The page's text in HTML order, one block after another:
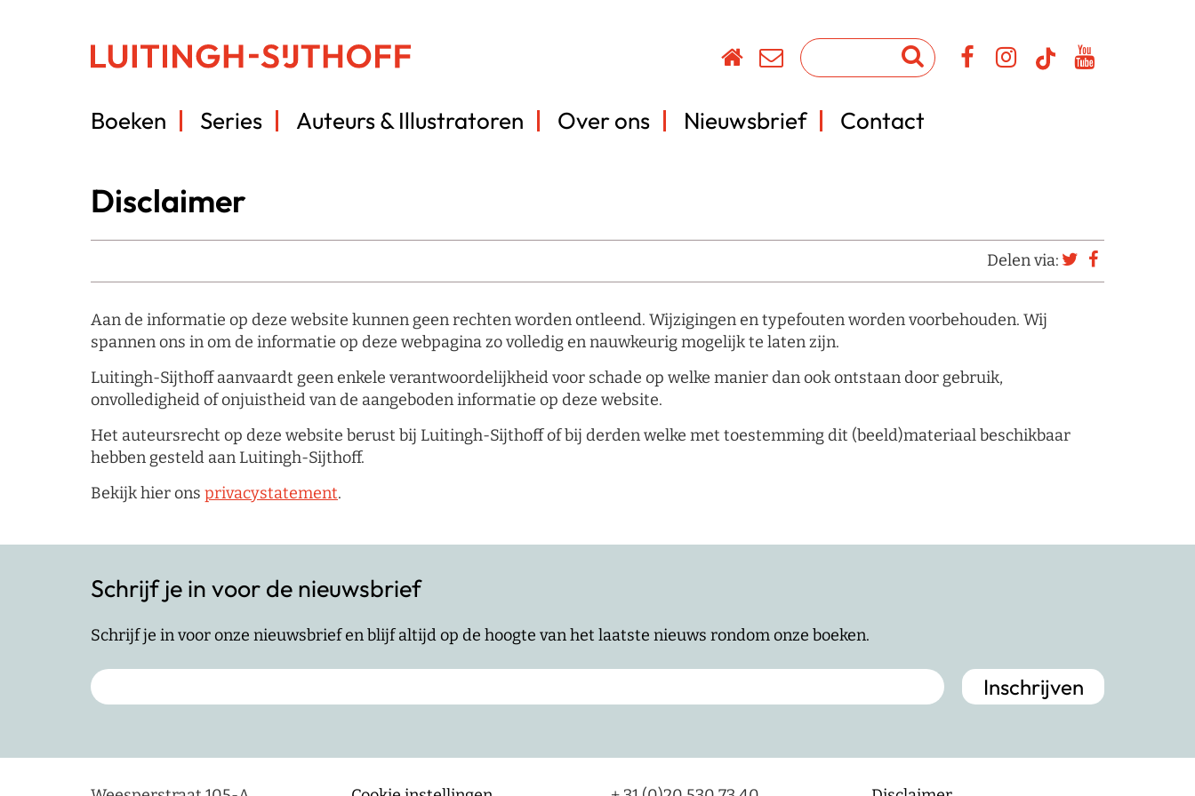
Boeken Series Auteurs & Illustratoren Over ons Nieuwsbrief Contact
Disclaimer
Delen via:
Aan de informatie op deze website kunnen geen rechten worden ontleend. Wijzigingen en typefouten worden voorbehouden. Wij
spannen ons in om de informatie op deze webpagina zo volledig en nauwkeurig mogelijk te laten zijn.
Luitingh-Sijthoff aanvaardt geen enkele verantwoordelijkheid voor schade op welke manier dan ook ontstaan door gebruik,
onvolledigheid of onjuistheid van de aangeboden informatie op deze website.
Het auteursrecht op deze website berust bij Luitingh-Sijthoff of bij derden welke met toestemming dit (beeld)materiaal beschikbaar
hebben gesteld aan Luitingh-Sijthoff.
Bekijk hier ons privacystatement.
Schrijf je in voor de nieuwsbrief
Schrijf je in voor onze nieuwsbrief en blijf altijd op de hoogte van het laatste nieuws rondom onze boeken.